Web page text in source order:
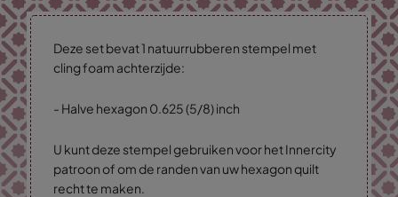
Deze set bevat 1 natuurrubberen stempel met
cling foam achterzijde:
- Halve hexagon 0.625 (5/8) inch
U kunt deze stempel gebruiken voor het Innercity
patroon of om de randen van uw hexagon quilt
recht te maken.